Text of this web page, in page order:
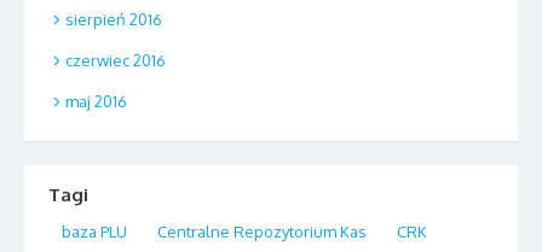
sierpień 2016
czerwiec 2016
maj 2016
Tagi
baza PLU Centralne Repozytorium Kas
CRK